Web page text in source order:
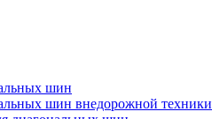
шин
шин внедорожной техники